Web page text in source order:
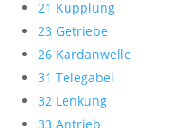
21 Kupplung
23 Getriebe
26 Kardanwelle
31 Telegabel
32 Lenkung
33 Antrieb